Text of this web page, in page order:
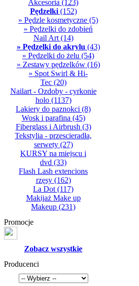
Akcesoria (123)
Pędzelki(152)
» Pędzle kosmetyczne (5)
» Pędzelki do zdobień
Nail Art(14)
» Pędzelki do akrylu (43)
» Pędzelki do żelu (54)
» Zestawy pędzelków(16)
» Spot Swirl & Hi-
Tec(20)
Nailart - Ozdoby - cyrkonie
holo(1137)
Lakiery do paznokci (8)
Wosk i parafina (45)
Fiberglass i Airbrush (3)
Tekstylia - przescieradła,
serwety(27)
KURSY na miejscu i
dvd (33)
Flash Lash extencions
rzęsy(162)
La Dot (117)
Makijaż Make up
Makeup (231)
Promocje
Zobacz wszystkie
Producenci